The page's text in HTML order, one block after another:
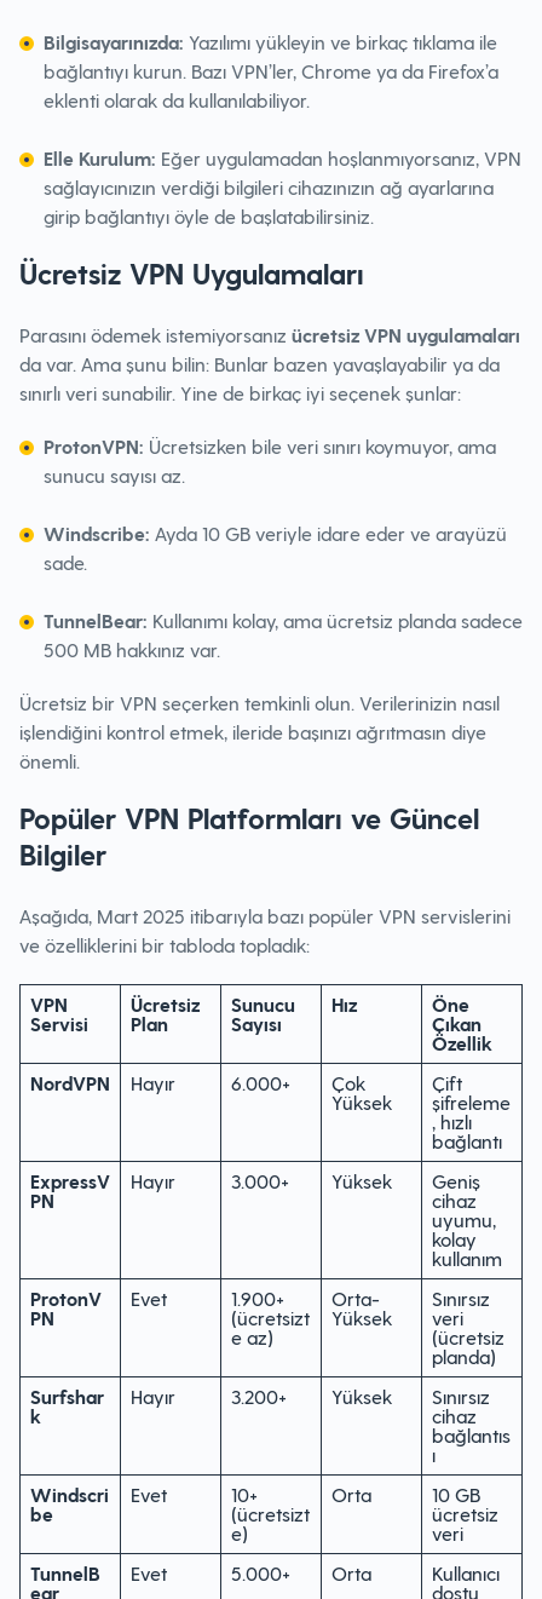
Bilgisayarınızda: Yazılımı yükleyin ve birkaç tıklama ile
bağlantıyı kurun. Bazı VPN’ler, Chrome ya da Firefox’a
eklenti olarak da kullanılabiliyor.
Elle Kurulum: Eğer uygulamadan hoşlanmıyorsanız, VPN
sağlayıcınızın verdiği bilgileri cihazınızın ağ ayarlarına
girip bağlantıyı öyle de başlatabilirsiniz.
Ücretsiz VPN Uygulamaları
Parasını ödemek istemiyorsanız ücretsiz VPN uygulamaları
da var. Ama şunu bilin: Bunlar bazen yavaşlayabilir ya da
sınırlı veri sunabilir. Yine de birkaç iyi seçenek şunlar:
ProtonVPN: Ücretsizken bile veri sınırı koymuyor, ama
sunucu sayısı az.
Windscribe: Ayda 10 GB veriyle idare eder ve arayüzü
sade.
TunnelBear: Kullanımı kolay, ama ücretsiz planda sadece
500 MB hakkınız var.
Ücretsiz bir VPN seçerken temkinli olun. Verilerinizin nasıl
işlendiğini kontrol etmek, ileride başınızı ağrıtmasın diye
önemli.
Popüler VPN Platformları ve Güncel
Bilgiler
Aşağıda, Mart 2025 itibarıyla bazı popüler VPN servislerini
ve özelliklerini bir tabloda topladık:
VPN
Servisi
Ücretsiz
Plan
Sunucu
Sayısı
Hız
Öne
Çıkan
Özellik
NordVPN
Hayır 6.000+
Çok
Yüksek
Çift
şifreleme
, hızlı
bağlantı
ExpressV
PN
Hayır 3.000+ Yüksek
Geniş
cihaz
uyumu,
kolay
kullanım
ProtonV
PN
Evet
1.900+
(ücretsizt
e az)
Orta-
Yüksek
Sınırsız
veri
(ücretsiz
planda)
Surfshar
k
Hayır 3.200+ Yüksek
Sınırsız
cihaz
bağlantıs
ı
Windscri
be
Evet
10+
(ücretsizt
e)
Orta
10 GB
ücretsiz
veri
TunnelB
ear
Evet 5.000+ Orta
Kullanıcı
dostu